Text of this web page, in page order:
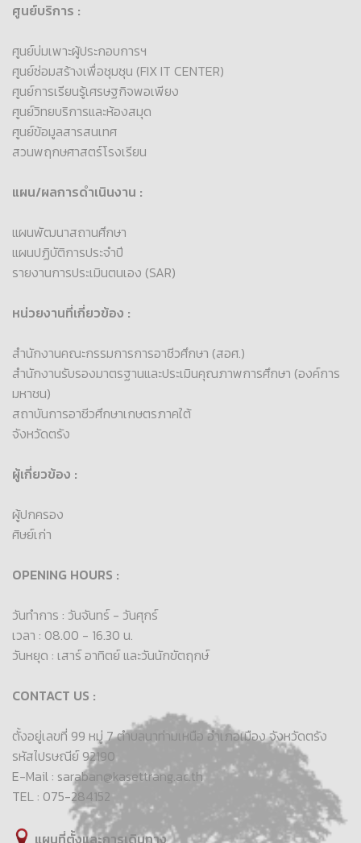
ศูนย์บริการ :
ศูนย์บ่มเพาะผู้ประกอบการฯ
ศูนย์ซ่อมสร้างเพื่อชุมชุน (FIX IT CENTER)
ศูนย์การเรียนรู้เศรษฐกิจพอเพียง
ศูนย์วิทยบริการและห้องสมุด
ศูนย์ข้อมูลสารสนเทศ
สวนพฤกษศาสตร์โรงเรียน
แผน/ผลการดำเนินงาน :
แผนพัฒนาสถานศึกษา
แผนปฏิบัติการประจำปี
รายงานการประเมินตนเอง (SAR)
หน่วยงานที่เกี่ยวข้อง :
สำนักงานคณะกรรมการการอาชีวศึกษา (สอศ.)
สำนักงานรับรองมาตรฐานและประเมินคุณภาพการศึกษา (องค์การ
มหาชน)
สถาบันการอาชีวศึกษาเกษตรภาคใต้
จังหวัดตรัง
ผู้เกี่ยวข้อง :
ผู้ปกครอง
ศิษย์เก่า
OPENING HOURS :
วันทำการ : วันจันทร์ - วันศุกร์
เวลา : 08.00 - 16.30 น.
วันหยุด : เสาร์ อาทิตย์ และวันนักขัตฤกษ์
CONTACT US :
ตั้งอยู่เลขที่ 99 หมู่ 7 ตำบลนาท่ามเหนือ อำเภอเมือง จังหวัดตรัง
รหัสไปรษณีย์ 92190
E-Mail : saraban@kasettrang.ac.th
TEL : 075-284152
แผนที่ตั้งและการเดินทาง